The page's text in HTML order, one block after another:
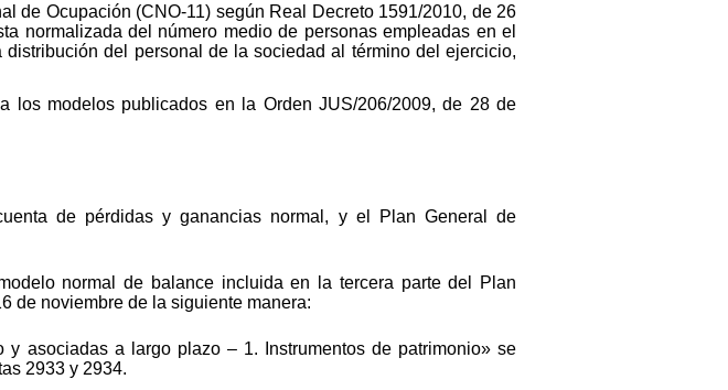
de Ocupación (CNO-11) según Real Decreto 1591/2010, de 26
normalizada del número medio de personas empleadas en el
del personal de la sociedad al término del ejercicio,
los modelos publicados en la Orden JUS/206/2009, de 28 de
de pérdidas y ganancias normal, y el Plan General de
normal de balance incluida en la tercera parte del Plan
de noviembre de la siguiente manera:
asociadas a largo plazo – 1. Instrumentos de patrimonio» se
2933 y 2934.